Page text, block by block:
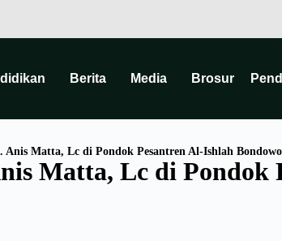
Berita Media Brosur
Anis Matta, Lc di Pondok Pesantren Al-Ishlah
Matta, Lc di Pondok